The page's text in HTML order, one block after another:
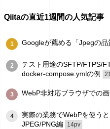
Qiitaの直近1週間の人気記事
1 Googleが薦める「Jpegの
2
テスト用途のSFTP/FTPS/
docker-compose.ymlの例
3 WebP非対応ブラウザでの
4
実際の業務でWebPを使う
JPEG/PNG編
14pv